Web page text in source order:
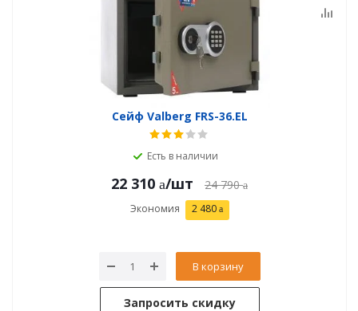
Сейф Valberg FRS-36.EL
Есть в наличии
22 310 /шт 24 790
Экономия 2 480
В корзину
Запросить скидку